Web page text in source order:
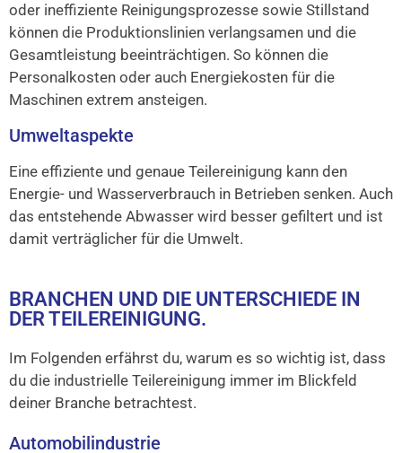
oder ineffiziente Reinigungsprozesse sowie Stillstand
können die Produktionslinien verlangsamen und die
Gesamtleistung beeinträchtigen. So können die
Personalkosten oder auch Energiekosten für die
Maschinen extrem ansteigen.
Umweltaspekte
Eine effiziente und genaue Teilereinigung kann den
Energie- und Wasserverbrauch in Betrieben senken. Auch
das entstehende Abwasser wird besser gefiltert und ist
damit verträglicher für die Umwelt.
BRANCHEN UND DIE UNTERSCHIEDE IN
DER TEILEREINIGUNG.
Im Folgenden erfährst du, warum es so wichtig ist, dass
du die industrielle Teilereinigung immer im Blickfeld
deiner Branche betrachtest.
Automobilindustrie